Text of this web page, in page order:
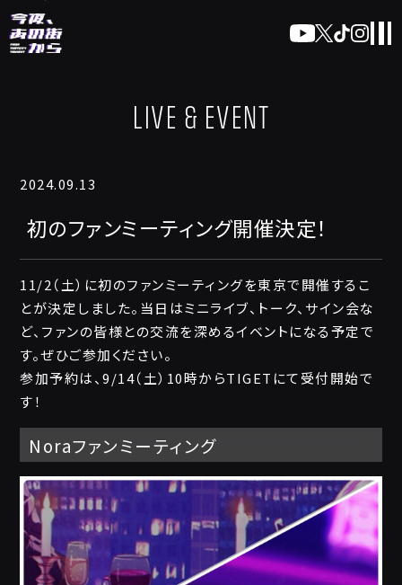
LIVE & EVENT
2024.09.13
初のファンミーティング開催決定！
11/2（土）に初のファンミーティングを東京で開催するこ
とが決定しました。当日はミニライブ、トーク、サイン会な
ど、ファンの皆様との交流を深めるイベントになる予定で
す。ぜひご参加ください。
参加予約は、9/14（土）10時からTIGETにて受付開始で
す！
Noraファンミーティング